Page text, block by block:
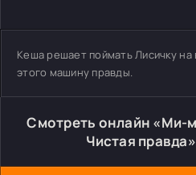
Кеша решает поймать Лисичку на
этого машину правды.
Смотреть онлайн «Ми-
Чистая